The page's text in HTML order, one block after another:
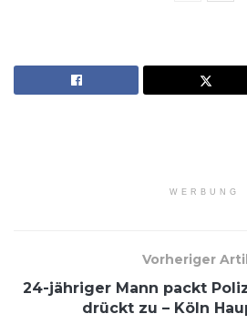
WERBUNG
Vorheriger
24-jähriger Mann packt
drückt zu – Köln